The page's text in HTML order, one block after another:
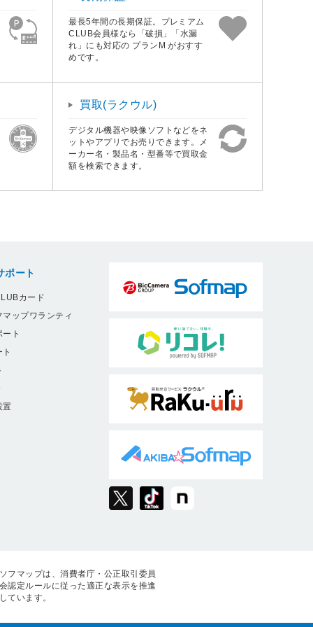
最長5年間の長期保証。プレミアム
CLUB会員様なら「破損」「水漏
れ」にも対応の プランM がおすす
めです。
買取(ラクウル)
デジタル機器や映像ソフトなどをネ
ットやアプリでお売りできます。メ
ーカー名・製品名・型番等で買取金
額を検索できます。
ポート
カード
ップワランティ
ト
置
ソフマップは、消費者庁・公正取引委員
会認定ルールに従った適正な表示を推進
しています。